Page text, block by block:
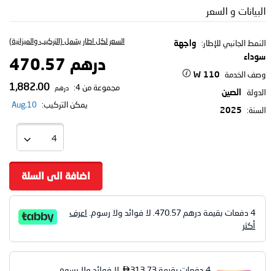
البيانات و السعر
النمط الجانبي للإطار:
واجهة
سوداء
وصف الخدمة 110 W
الدولة الصين
السنة: 2025
السعر لكل اطار يشمل (التركيب والميزانية)
درهم 470.57
مجموعة من 4: درهم
يمكن التركيب: 10,Aug
اضافة الى السلة
4 دفعات بقيمة درهم 470.57 . لا فوائد ولا رسوم. اعرف
أكثر